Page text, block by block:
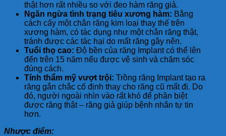
thật hơn rất nhiều so với đeo hàm răng giả.
Ngăn ngừa tình trạng tiêu xương hàm: Bằng
cách cấy một chân răng kim loại thay thế trên
xương hàm, có tác dụng như một chân răng thật,
tránh được các tác hại do mất răng gây nên.
Tuổi thọ cao: Độ bền của răng Implant có thể lên
đến trên 15 năm nếu được vệ sinh và chăm sóc
đúng cách.
Tính thẩm mỹ vượt trội: Trồng răng Implant tạo ra
răng gắn chắc cố định thay cho răng cũ mất đi. Do
đó, người ngoài nhìn vào rất khó để phân biệt
được răng thật – răng giả giúp bệnh nhân tự tin
hơn.
Nhược điểm: